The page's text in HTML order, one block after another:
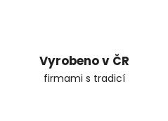
Vyrobeno v ČR
firmami s tradicí